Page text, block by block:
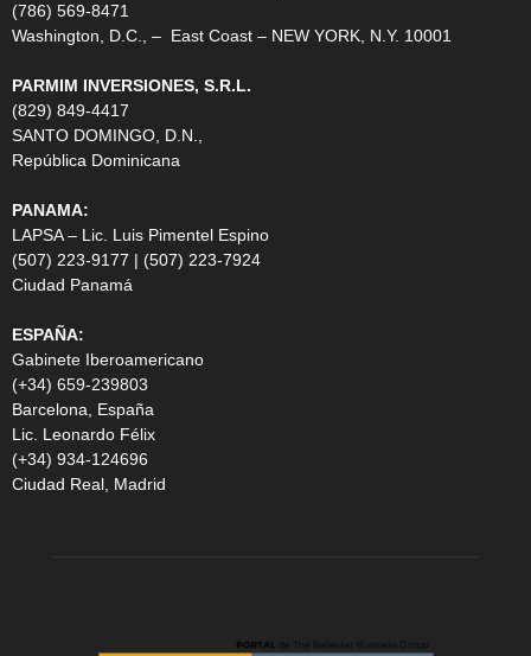
(786) 569-8471
Washington, D.C., – East Coast – NEW YORK, N.Y. 10001
PARMIM INVERSIONES, S.R.L.
(829) 849-4417
SANTO DOMINGO, D.N.,
República Dominicana
PANAMA:
LAPSA – Lic. Luis Pimentel Espino
(507) 223-9177 | (507) 223-7924
Ciudad Panamá
ESPAÑA:
Gabinete Iberoamericano
(+34) 659-239803
Barcelona, España
Lic. Leonardo Félix
(+34) 934-124696
Ciudad Real, Madrid